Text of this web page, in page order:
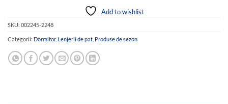
Add to wishlist
SKU: 002245-2248
Categorii: Dormitor, Lenjerii de pat Produse de sezon